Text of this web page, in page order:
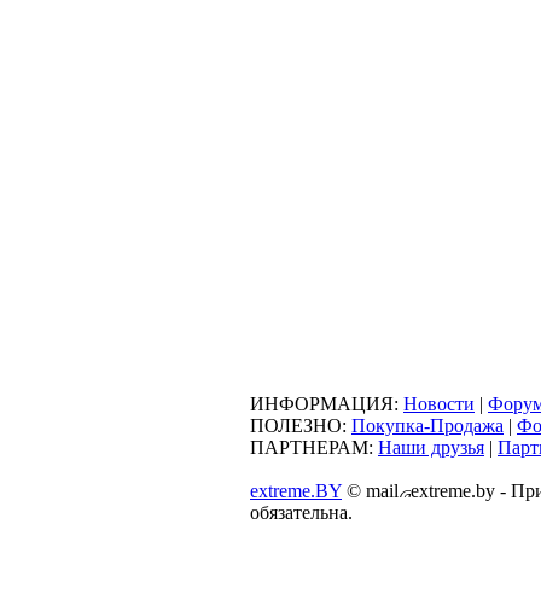
ИНФОРМАЦИЯ: Новости |
ПОЛЕЗНО: Покупка-Продажа |
ПАРТНЕРАМ: Наши друзья |
extreme.BY © mail
extreme.by -
обязательна.